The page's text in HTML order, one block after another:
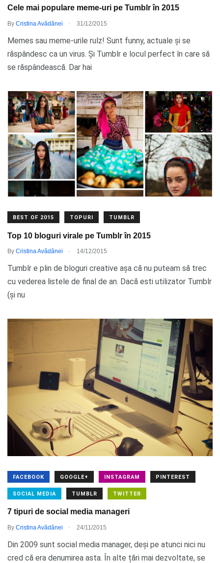
Cele mai populare meme-uri pe Tumblr în 2015
By Cristina Avădănei 31/12/2015
Memes sau meme-urile rulz! Sunt funny, actuale și se
răspândesc ca un virus. Și Tumblr e locul perfect în care să
se răspândească. Dar hai
BEST OF 2015 TOPURI TUMBLR
Top 10 bloguri virale pe Tumblr în 2015
By Cristina Avădănei . 14/12/2015
Tumblr e plin de bloguri creative așa că nu puteam să trec
cu vederea listele de final de an. Dacă esti utilizator Tumblr
(și nu
FACEBOOK GOOGLE+ INSTAGRAM PINTEREST
SOCIAL MEDIA TUMBLR TWITTER
7 tipuri de social media manageri
By Cristina Avădănei . 24/11/2015
Din 2009 sunt social media manager, deși pe atunci nici nu
cred că era denumirea asta. În alte țări mai dezvoltate, se